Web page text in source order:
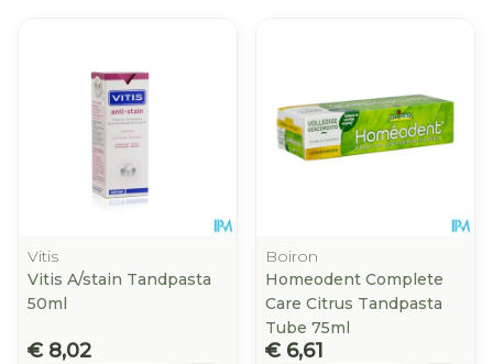
Vitis
Vitis A/stain Tandpasta
50ml
€ 8,02
Boiron
Homeodent Complete
Care Citrus Tandpasta
Tube 75ml
€ 6,61